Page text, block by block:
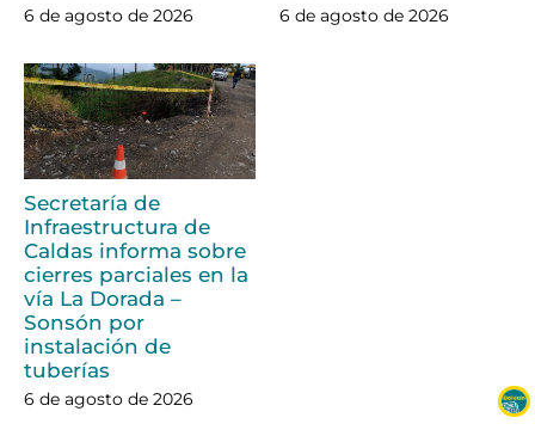
6 de agosto de 2026 6 de agosto de 2026
Secretaría de
Infraestructura de
Caldas informa sobre
cierres parciales en la
vía La Dorada –
Sonsón por
instalación de
tuberías
6 de agosto de 2026